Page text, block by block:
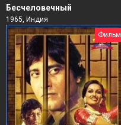
Бесчеловечный
1965, Индия
Фильм